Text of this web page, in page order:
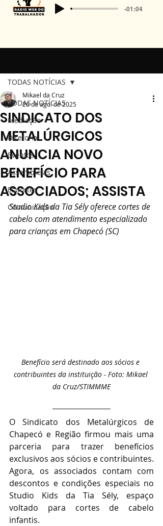
-01:04
TODAS NOTÍCIAS
Mediação
Diretoria
Eventos
Assembléias
Esportes
Comunicação
TODAS NOTÍCIAS
SINDICATO DOS
METALÚRGICOS
ANUNCIA NOVO
BENEFÍCIO PARA
ASSOCIADOS; ASSISTA
Mikael da Cruz
26 de ago. de 2025
Studio Kids da Tia Sély oferece cortes de
cabelo com atendimento especializado
para crianças em Chapecó (SC)
Benefício será destinado aos sócios e
contribuintes da instituição - Foto: Mikael
da Cruz/STIMMME
O Sindicato dos Metalúrgicos de
Chapecó e Região firmou mais uma
parceria para trazer benefícios
exclusivos aos sócios e contribuintes.
Agora, os associados contam com
descontos e condições especiais no
Studio Kids da Tia Sély, espaço
voltado para cortes de cabelo
infantis.